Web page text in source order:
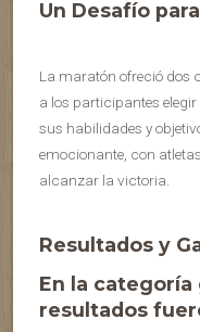
Un Desafío
La maratón ofreció dos
a los participantes
sus habilidades y
emocionante, con
alcanzar la victoria.
Resultados y
En la categoría
resultados